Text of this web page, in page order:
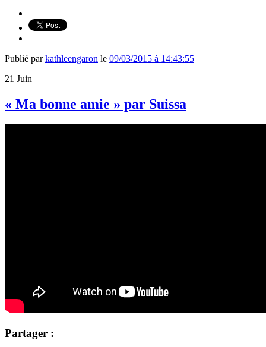
Publié parkathleengaron le 09/03/2015 à 14:43:55
21 Juin
« Ma bonne amie » par Suissa
Partager :